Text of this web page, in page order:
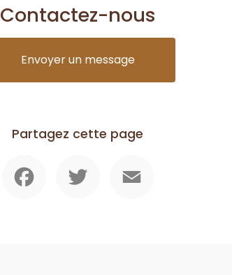
Contactez-nous
Envoyer un message
Partagez cette page